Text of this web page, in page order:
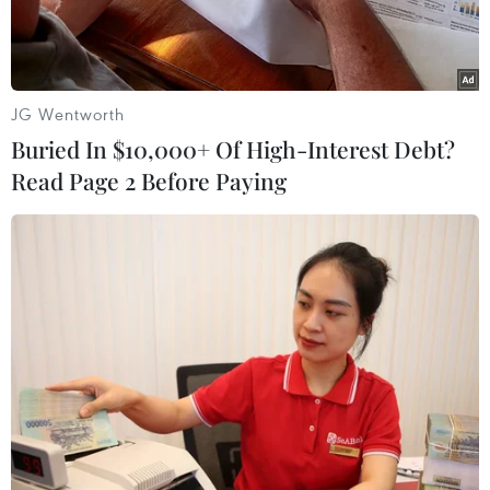
Tạp chí này.
Công an huyện Sơn Hòa tống đạt quyết định xử phạt hành
chính đối với Phan Bá Hoài. (Nguồn: Báo Công an Nhân dân)
Ngày 23/3, Công an huyện Sơn Hòa, tỉnh Phú
Yên đã quyết định xử phạt vi phạm hành chính
JG Wentworth
Buried In $10,000+ Of High-Interest Debt?
Read Page 2 Before Paying